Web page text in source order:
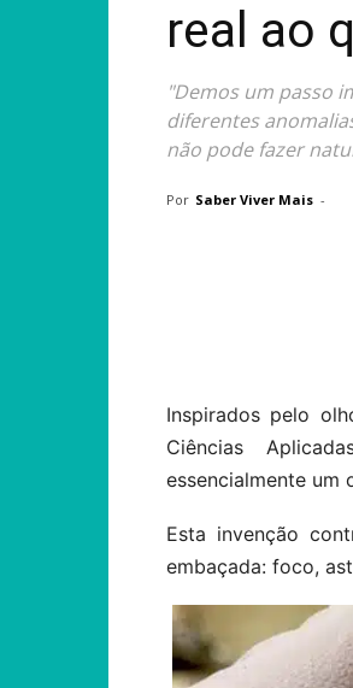
real ao
"Demos um passo
diferentes
não pode fazer
Por Saber Viver Mais -
Inspirados pelo
Ciências
essencialmente
Esta invenção
embaçada: foco,